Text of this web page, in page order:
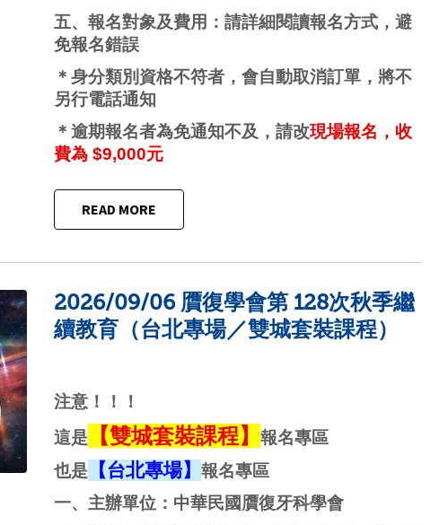
五、報名對象及費用：請詳細閱讀報名方式，避
免報名錯誤
＊身分類別資格不符者，會自動取消訂單，將不
另行電話通知
＊逾期報名者為免通知不及，請改現場報名，收
費為 $9,000元
READ MORE
2026/09/06 贋復學會第 128次秋季繼
續教育（台北專場／雙城套裝課程）
注意！！！
這是【雙城套裝課程】
報名專區
也是【台北專場】 報名專區
一、主辦單位：中華民國贋復牙科學會